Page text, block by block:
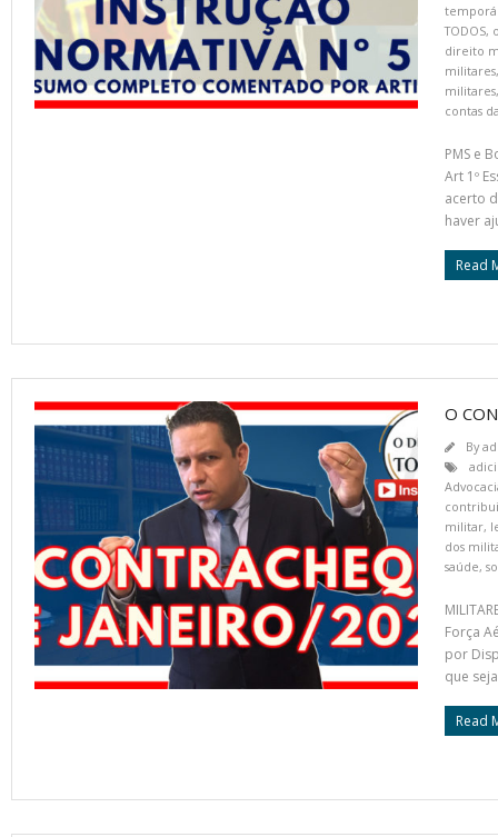
TODOS,
direito
militares
militares
contas
PMS e
Art 1º
acerto
haver
Read
O
By
militar,
dos
saúde,
Força
por
que
Read